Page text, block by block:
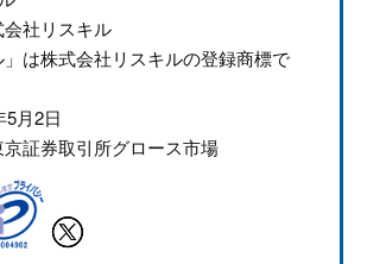
社リスキル
」は株式会社リスキルの登録商標で
5月2日
京証券取引所グロース市場